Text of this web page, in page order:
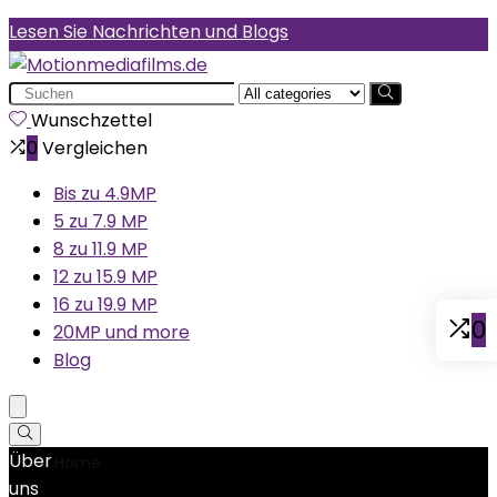
Lesen Sie Nachrichten und Blogs
Search
for:Wunschzettel
0 Vergleichen
Bis zu 4.9MP
5 zu 7.9 MP
8 zu 11.9 MP
12 zu 15.9 MP
16 zu 19.9 MP
20MP und more
Blog
Über
uns
0